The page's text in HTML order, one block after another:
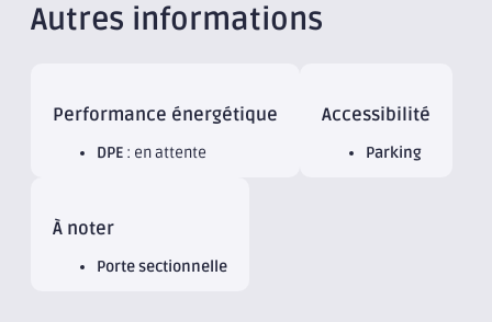
Autres informations
Performance énergétique
DPE : en attente
Accessibilité
Parking
À noter
Porte sectionnelle